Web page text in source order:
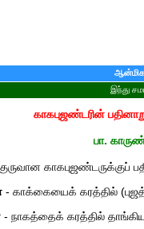
இந்து
காகபுஜண்டரின்
பா.
காகபுஜண்டருக்குப்
- காக்கையைக் கரத்தில்
- நாகத்தைக் கரத்தில்